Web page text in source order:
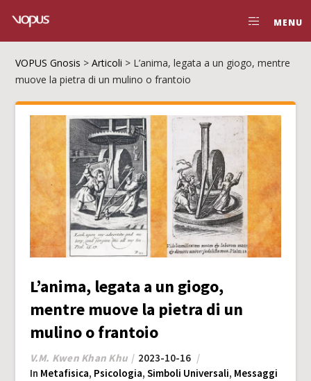
MENU
VOPUS Gnosis >Articoli > L’anima, legata a un giogo, mentre
muove la pietra di un mulino o frantoio
L’anima, legata a un giogo,
mentre muove la pietra di un
mulino o frantoio
V.M. Kwen Khan Khu
2023-10-16
In Metafisica, Psicologia, Simboli Universali, Messaggi